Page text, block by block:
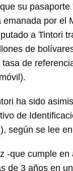
su pasaporte
emanada por el
a Tintori
de
de
ha sido
de
según se lee
-que cumple en
de 3 años en